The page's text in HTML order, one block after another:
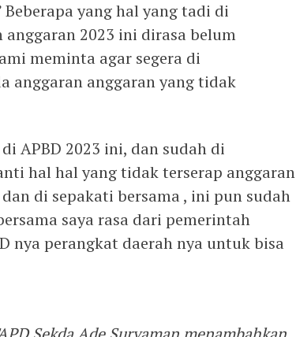
yang hal yang tadi di
2023 ini dirasa belum
meminta agar segera di
anggaran anggaran yang tidak
APBD 2023 ini, dan sudah di
hal hal yang tidak terserap anggaran
di sepakati bersama , ini pun sudah
saya rasa dari pemerintah
nya perangkat daerah nya untuk bisa